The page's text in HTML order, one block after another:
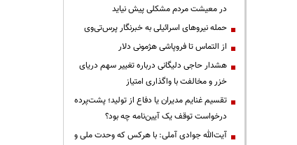
در معیشت مردم مشکلی پیش نیاید
حمله نیروهای اسرائیلی به خبرنگار پرس‌تی‌وی
از التماس تا فروپاشی هژمونی دلار
هشدار حاجی دلیگانی درباره تغییر سهم دریای
خزر و مخالفت با واگذاری امتیاز
تقسیم غنایم مدیران یا دفاع از تولید؛ پشت‌پرده
درخواست توقف یک آیین‌نامه چه بود؟
آیت‌الله جوادی آملی: با هرکس که وحدت ملی و